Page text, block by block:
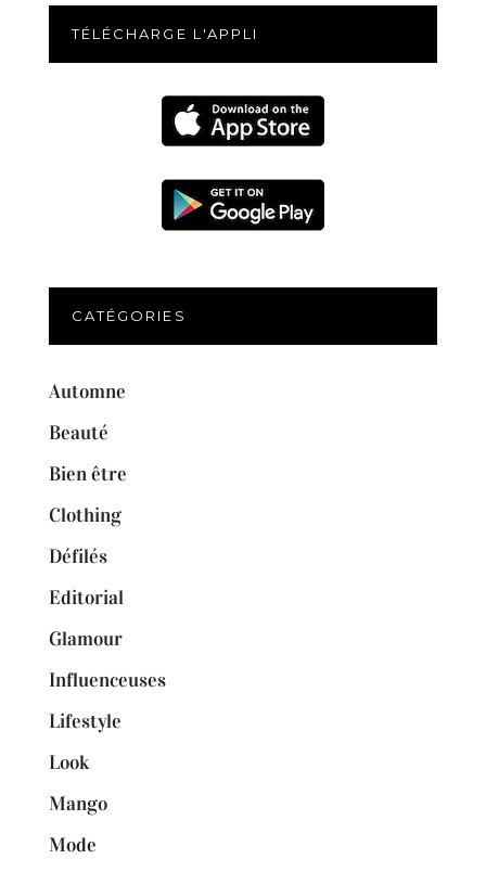
TÉLÉCHARGE L'APPLI
CATÉGORIES
Automne
Beauté
Bien être
Clothing
Défilés
Editorial
Glamour
Influenceuses
Lifestyle
Look
Mango
Mode